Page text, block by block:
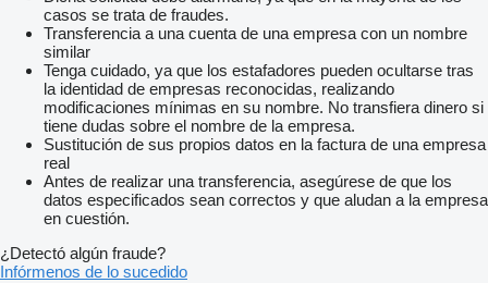
casos se trata de fraudes.
Transferencia a una cuenta de una empresa con un nombre
similar
Tenga cuidado, ya que los estafadores pueden ocultarse tras
la identidad de empresas reconocidas, realizando
modificaciones mínimas en su nombre. No transfiera dinero si
tiene dudas sobre el nombre de la empresa.
Sustitución de sus propios datos en la factura de una empresa
real
Antes de realizar una transferencia, asegúrese de que los
datos especificados sean correctos y que aludan a la empresa
en cuestión.
¿Detectó algún fraude?
Infórmenos de lo sucedido